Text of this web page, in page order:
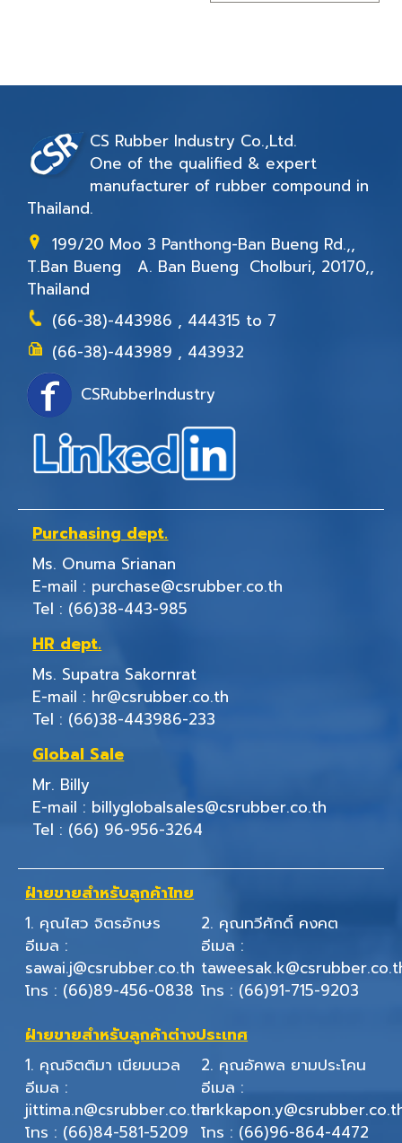
CS Rubber Industry Co.,Ltd.
One of the qualified & expert
manufacturer of rubber compound in
Thailand.
199/20 Moo 3 Panthong-Ban Bueng Rd.,,
T.Ban Bueng A. Ban Bueng Cholburi, 20170,,
Thailand
(66-38)-443986 , 444315 to 7
(66-38)-443989 , 443932
CSRubberIndustry
Purchasingdept.
Ms. Onuma Srianan
E-mail : purchase@csrubber.co.th
Tel : (66)38-443-985
HR dept.
Ms. Supatra Sakornrat
E-mail : hr@csrubber.co.th
Tel : (66)38-443986-233
Global Sale
Mr. Billy
E-mail : billyglobalsales@csrubber.co.th
Tel : (66) 96-956-3264
ฝ่ายขายสำหรับลูกค้าไทย
1. คุณไสว จิตรอักษร
อีเมล :
sawai.j@csrubber.co.th
โทร : (66)89-456-0838
2. คุณทวีศักดิ์ คงคต
อีเมล :
โทร : (66)91-715-9203
ฝ่ายขายสำหรับลูกค้าต่างประเทศ
1. คุณจิตติมา เนียมนวล
อีเมล :
jittima.n@csrubber.co.th
โทร : (66)84-581-5209
2. คุณอัคพล ยามประโคน
อีเมล :
โทร : (66)96-864-4472